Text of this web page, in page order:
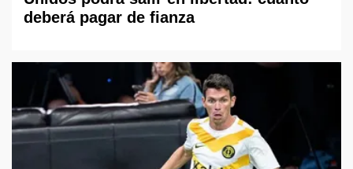
deberá pagar de fianza